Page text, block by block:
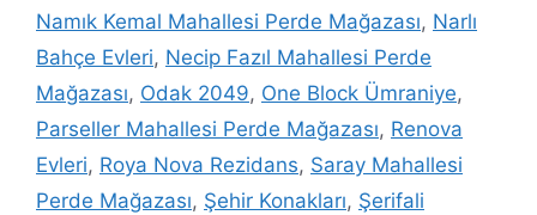
Namık Kemal Mahallesi Perde Mağazası, Narlı
Bahçe Evleri, Necip Fazıl Mahallesi Perde
Mağazası, Odak 2049, One Block Ümraniye,
Parseller Mahallesi Perde Mağazası, Renova
Evleri, Roya Nova Rezidans, Saray Mahallesi
Perde Mağazası, Şehir Konakları, Şerifali